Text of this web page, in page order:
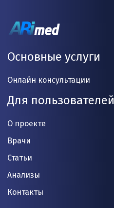
Основные услуги
Онлайн консультации
Для пользователей
О проекте
Врачи
Статьи
Анализы
Контакты